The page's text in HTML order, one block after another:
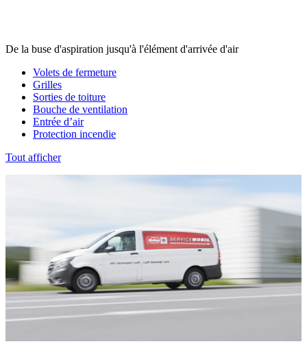
De la buse d'aspiration jusqu'à l'élément d'arrivée d'air
Volets de fermeture
Grilles
Sorties de toiture
Bouche de ventilation
Entrée d’air
Protection incendie
Tout afficher